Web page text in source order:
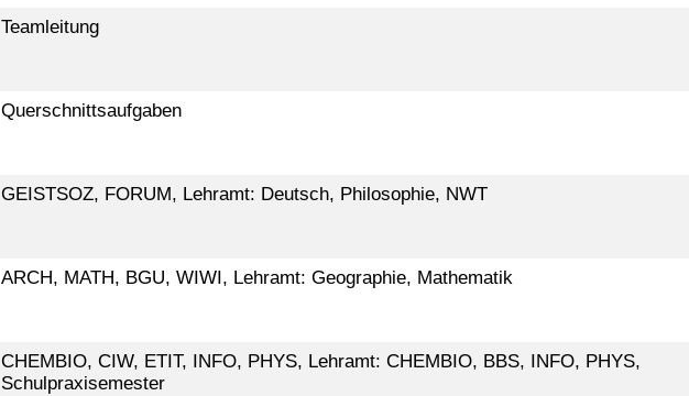
Teamleitung
Querschnittsaufgaben
GEISTSOZ, FORUM, Lehramt: Deutsch, Philosophie, NWT
ARCH, MATH, BGU, WIWI, Lehramt: Geographie, Mathematik
CHEMBIO, CIW, ETIT, INFO, PHYS, Lehramt: CHEMBIO, BBS, INFO, PHYS,
Schulpraxisemester